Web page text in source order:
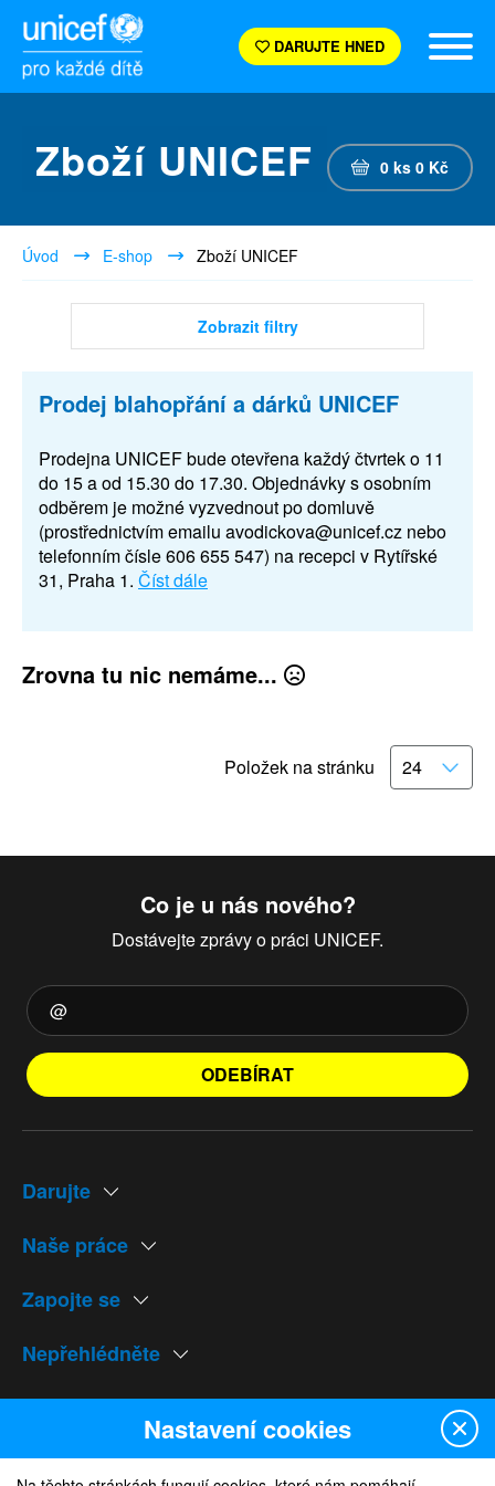
DARUJTE HNED
Zboží UNICEF 0 ks 0 Kč
Úvod E-shop Zboží UNICEF
Zobrazit filtry
Prodej blahopřání a dárků UNICEF
Prodejna UNICEF bude otevřena každý čtvrtek o 11
do 15 a od 15.30 do 17.30. Objednávky s osobním
odběrem je možné vyzvednout po domluvě
(prostřednictvím emailu avodickova@unicef.cz nebo
telefonním čísle 606 655 547) na recepci v Rytířské
31, Praha 1. Číst dále
Zrovna tu nic nemáme...
Položek na stránku
Co je u nás nového?
Dostávejte zprávy o práci UNICEF.
ODEBÍRAT
Darujte
Naše práce
Zapojte se
Nepřehlédněte
Naše weby
Nastavení cookies